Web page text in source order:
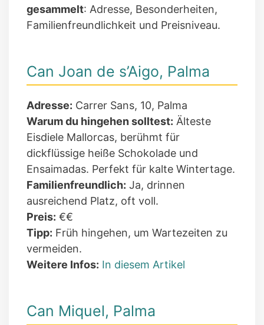
gesammelt: Adresse, Besonderheiten,
Familienfreundlichkeit und Preisniveau.
Can Joan de s’Aigo, Palma
Adresse: Carrer Sans, 10, Palma
Warum du hingehen solltest: Älteste
Eisdiele Mallorcas, berühmt für
dickflüssige heiße Schokolade und
Ensaimadas. Perfekt für kalte Wintertage.
Familienfreundlich: Ja, drinnen
ausreichend Platz, oft voll.
Preis: €€
Tipp: Früh hingehen, um Wartezeiten zu
vermeiden.
Weitere Infos: In diesem Artikel
Can Miquel, Palma